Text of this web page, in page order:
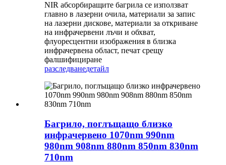
NIR абсорбиращите багрила се използват
главно в лазерни очила, материали за запис
на лазерни дискове, материали за откриване
на инфрачервени лъчи и обхват,
флуоресцентни изображения в близка
инфрачервена област, печат срещу
фалшифициране
разследванедетайл
Багрило, поглъщащо близко
инфрачервено 1070nm 990nm
980nm 908nm 880nm 850nm 830nm
710nm